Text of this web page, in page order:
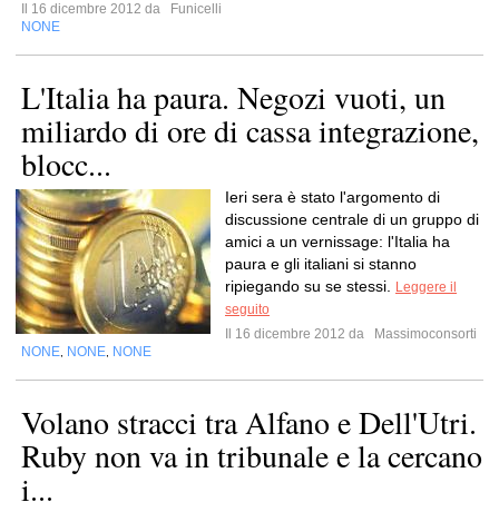
Il 16 dicembre 2012 da
Funicelli
NONE
L'Italia ha paura. Negozi vuoti, un
miliardo di ore di cassa integrazione,
blocc...
Ieri sera è stato l'argomento di
discussione centrale di un gruppo di
amici a un vernissage: l'Italia ha
paura e gli italiani si stanno
ripiegando su se stessi.
Leggere il
seguito
Il 16 dicembre 2012 da
Massimoconsorti
NONE NONE NONE
Volano stracci tra Alfano e Dell'Utri.
Ruby non va in tribunale e la cercano
i...